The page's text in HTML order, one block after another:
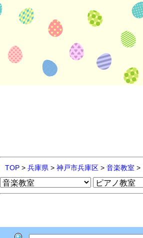
TOP > 兵庫県 > 神戸市兵庫区 > 音楽教室 >